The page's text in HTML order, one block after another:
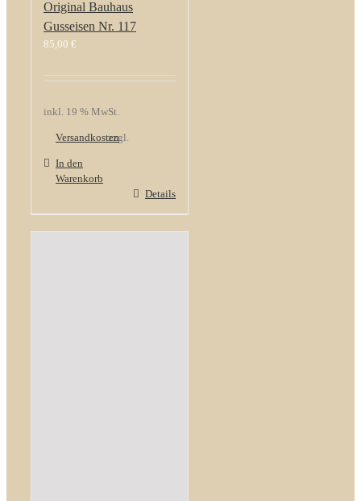
Original Bauhaus
Gusseisen Nr. 117
85,00 €
inkl. 19 % MwSt.
zzgl.
Versandkosten
In den
Warenkorb
Details